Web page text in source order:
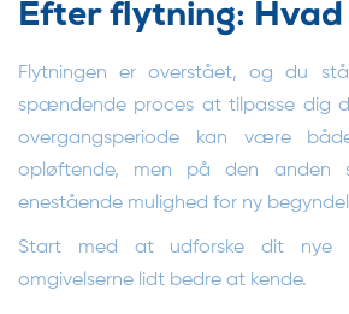
Efter flytning: Hvad
Flytningen er overstået, og du
spændende proces at tilpasse dig
overgangsperiode kan være
opløftende, men på den anden
enestående mulighed for ny
Start med at udforske dit nye
omgivelserne lidt bedre at kende.